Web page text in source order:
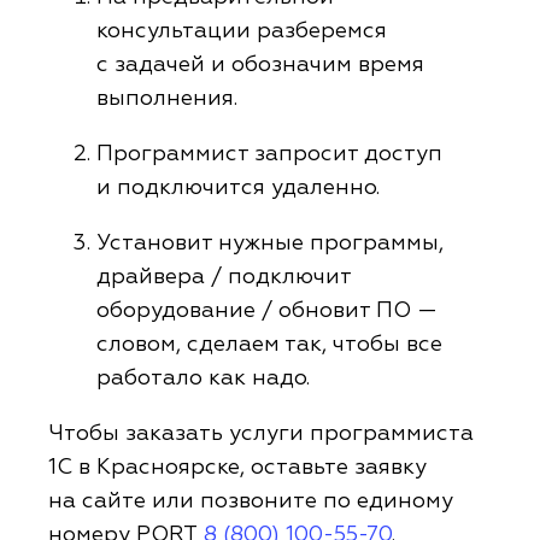
консультации разберемся
с задачей и обозначим время
выполнения.
Программист запросит доступ
и подключится удаленно.
Установит нужные программы,
драйвера / подключит
оборудование / обновит ПО —
словом, сделаем так, чтобы все
работало как надо.
Чтобы заказать услуги программиста
1С в Красноярске, оставьте заявку
на сайте или позвоните по единому
номеру PORT 8 (800) 100-55-70.